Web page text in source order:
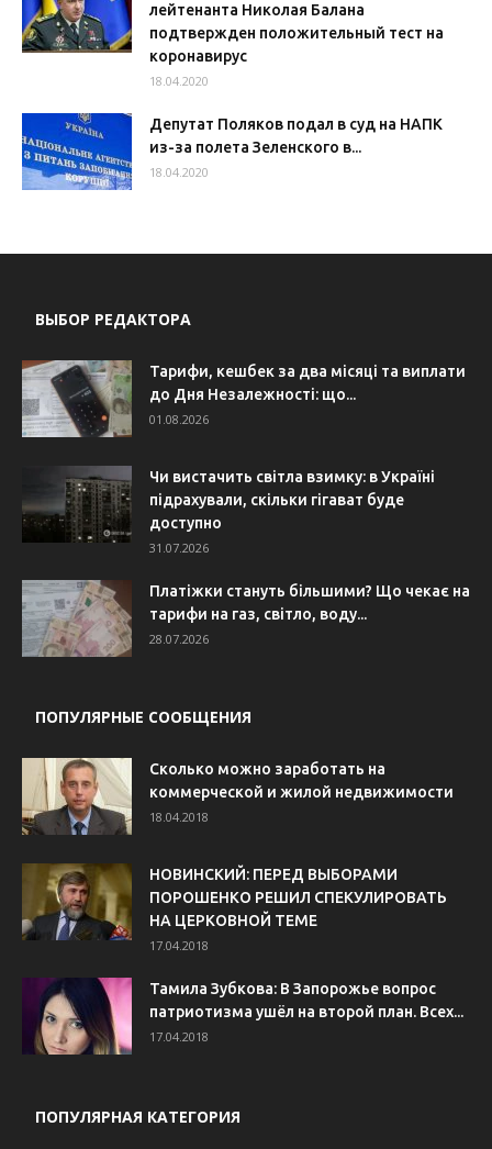
лейтенанта Николая Балана
подтвержден положительный тест на
коронавирус
18.04.2020
Депутат Поляков подал в суд на НАПК
из-за полета Зеленского в...
18.04.2020
ВЫБОР РЕДАКТОРА
Тарифи, кешбек за два місяці та виплати
до Дня Незалежності: що...
01.08.2026
Чи вистачить світла взимку: в Україні
підрахували, скільки гігават буде
доступно
31.07.2026
Платіжки стануть більшими? Що чекає на
тарифи на газ, світло, воду...
28.07.2026
ПОПУЛЯРНЫЕ СООБЩЕНИЯ
Сколько можно заработать на
коммерческой и жилой недвижимости
18.04.2018
НОВИНСКИЙ: ПЕРЕД ВЫБОРАМИ
ПОРОШЕНКО РЕШИЛ СПЕКУЛИРОВАТЬ
НА ЦЕРКОВНОЙ ТЕМЕ
17.04.2018
Тамила Зубкова: В Запорожье вопрос
патриотизма ушёл на второй план. Всех...
17.04.2018
ПОПУЛЯРНАЯ КАТЕГОРИЯ